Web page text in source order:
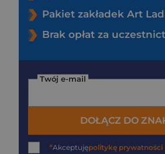
Pakiet zakładek Art
Brak opłat za
Twój e-mail
DOŁĄCZ DO
*Akceptujępolitykę prywatności